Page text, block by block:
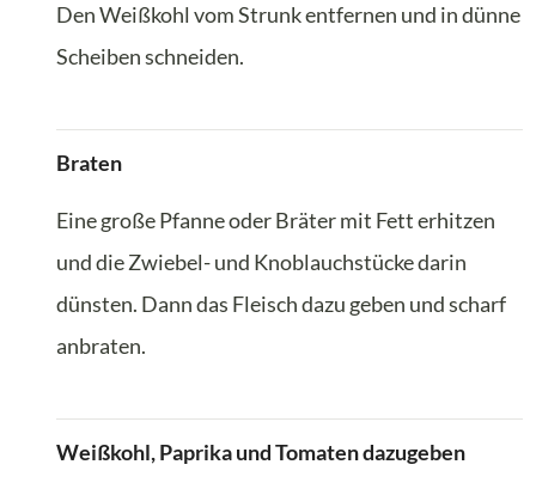
Den Weißkohl vom Strunk entfernen und in dünne
Scheiben schneiden.
Braten
Eine große Pfanne oder Bräter mit Fett erhitzen
und die Zwiebel- und Knoblauchstücke darin
dünsten. Dann das Fleisch dazu geben und scharf
anbraten.
Weißkohl, Paprika und Tomaten dazugeben